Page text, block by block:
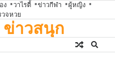
ง วาไรตี้ ข่าวกีฬา
ผู้หญิง
วจหวย
าวสนุก